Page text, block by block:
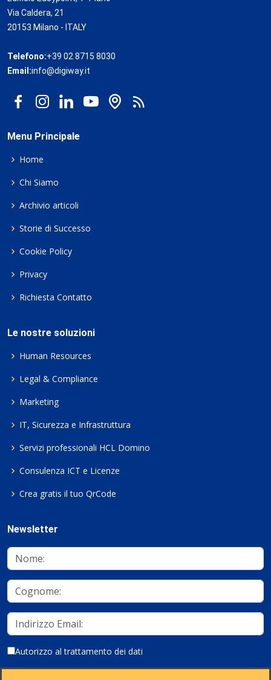
Via Caldera, 21
20153 Milano - ITALY
Telefono:+39 02 8715 8030
Email:info@digiway.it
Menu Principale
Home
Chi Siamo
Archivio articoli
Storie di Successo
Cookie Policy
Privacy
Richiesta Contatto
Le nostre soluzioni
Human Resources
Legal & Compliance
Marketing
IT, Sicurezza e Infrastruttura
Servizi professionali HCL Domino
Consulenza ICT e Licenze
Crea gratis il tuo QrCode
Newsletter
Autorizzo al trattamento dei dati